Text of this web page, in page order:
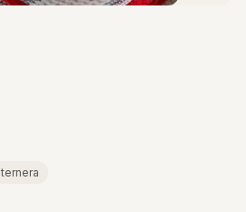
ternera